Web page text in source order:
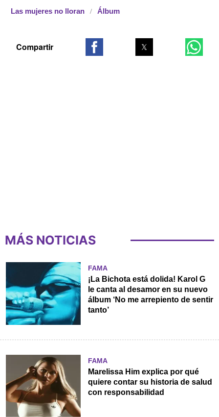
Las mujeres no lloran Álbum
MÁS NOTICIAS
FAMA
¡La Bichota está dolida! Karol G
le canta al desamor en su nuevo
álbum ‘No me arrepiento de sentir
tanto’
FAMA
Marelissa Him explica por qué
quiere contar su historia de salud
con responsabilidad